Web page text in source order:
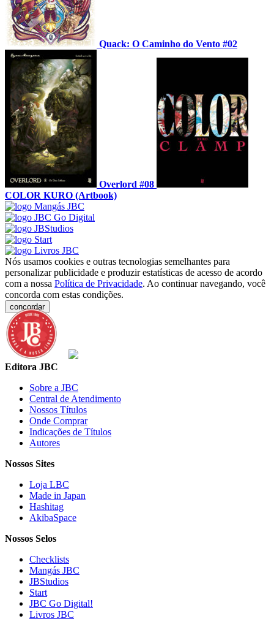
Quack: O Caminho do Vento #02
Overlord #08
COLOR KURO (Artbook)
Nós usamos cookies e outras tecnologias semelhantes para
personalizar publicidade e produzir estatísticas de acesso de acordo
com a nossa Política de Privacidade. Ao continuar navegando, você
concorda com estas condições.
concordar
Editora JBC
Sobre a JBC
Central de Atendimento
Nossos Títulos
Onde Comprar
Indicações de Títulos
Autores
Nossos Sites
Loja LBC
Made in Japan
Hashitag
AkibaSpace
Nossos Selos
Checklists
Mangás JBC
JBStudios
Start
JBC Go Digital!
Livros JBC